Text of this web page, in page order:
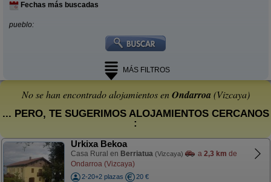
Fechas más buscadas
pueblo:
MÁS FILTROS
No se han encontrado alojamientos enOndarroa (Vizcaya)
... PERO, TE SUGERIMOS ALOJAMIENTOS CERCANOS
:
Urkixa Bekoa
Casa Rural en Berriatua (Vizcaya) a 2,3 km de
Ondarroa (Vizcaya)
2-20+2 plazas
20 €